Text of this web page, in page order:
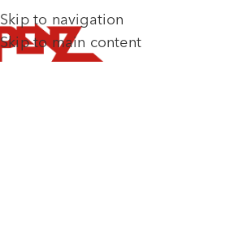
Skip to navigation
Skip to main content